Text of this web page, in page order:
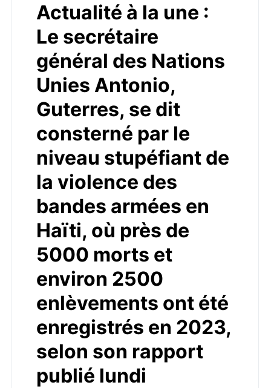
Actualité à la une :
Le secrétaire
général des Nations
Unies Antonio,
Guterres, se dit
consterné par le
niveau stupéfiant de
la violence des
bandes armées en
Haïti, où près de
5000 morts et
environ 2500
enlèvements ont été
enregistrés en 2023,
selon son rapport
publié lundi